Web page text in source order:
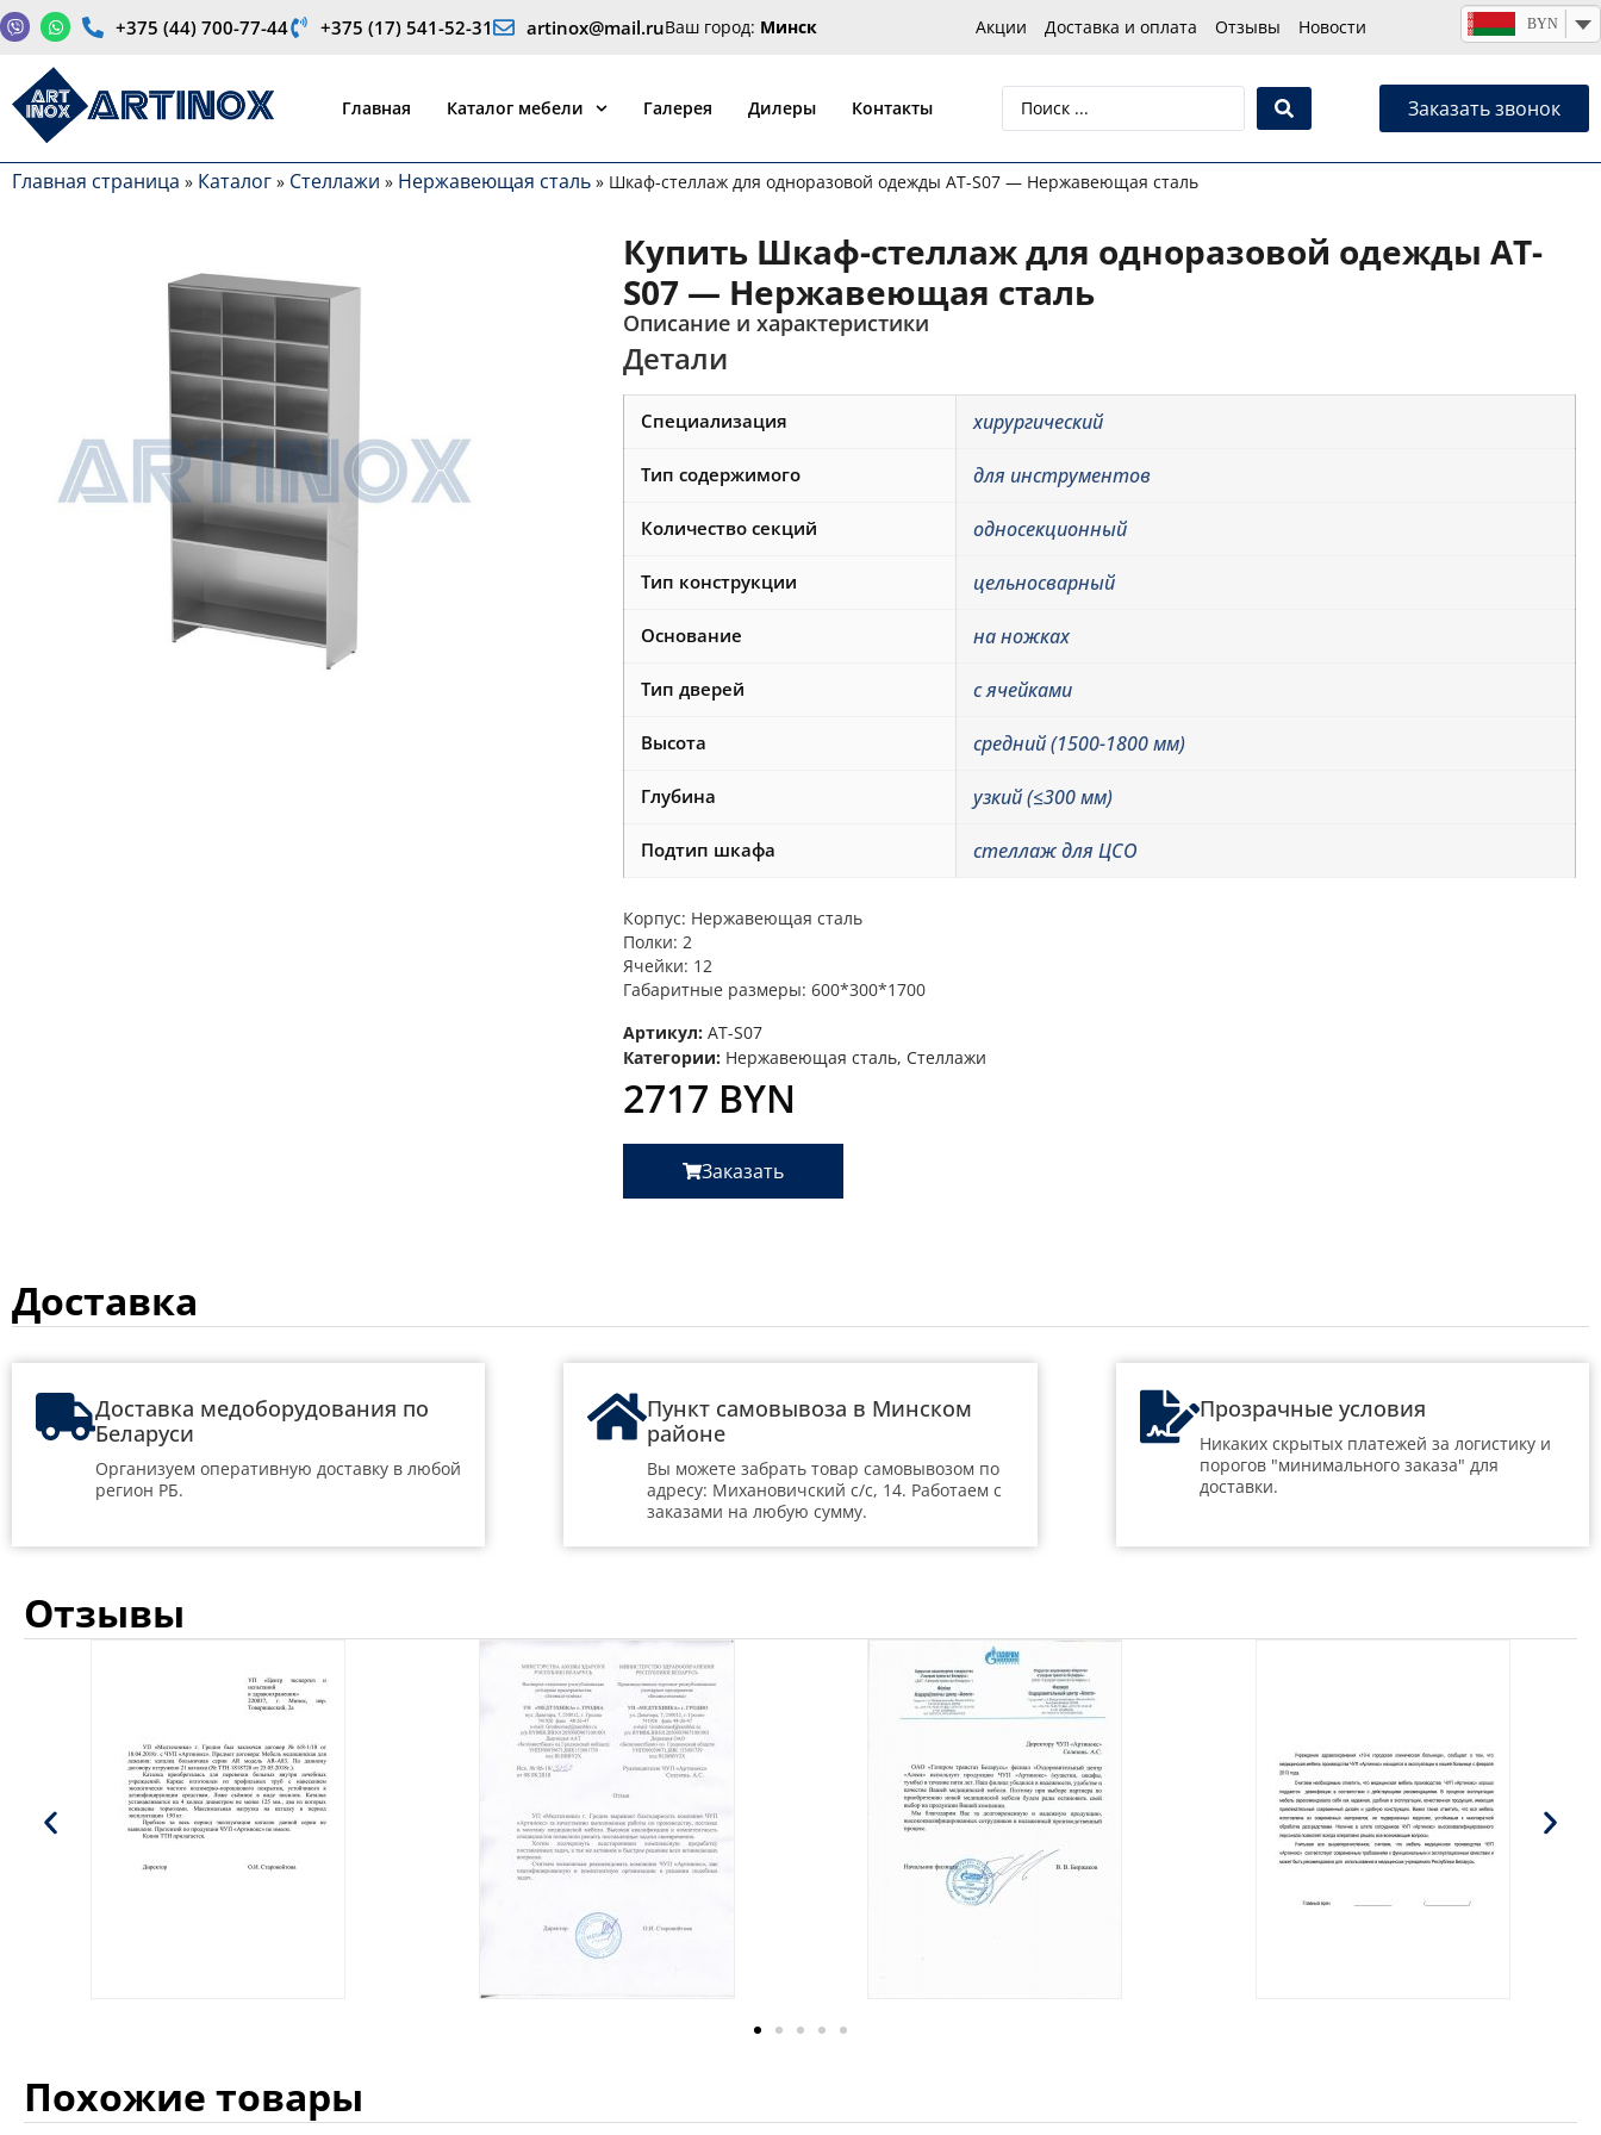
Главная страница » Каталог » Стеллажи » Нержавеющая сталь » Шкаф-стеллаж для одноразовой одежды AT-S07 — Нержавеющая сталь
Купить Шкаф-стеллаж для одноразовой одежды AT-
S07 — Нержавеющая сталь
Описание и характеристики
Детали
Специализация хирургический
Тип содержимого для инструментов
Количество секций односекционный
Тип конструкции цельносварный
Основание на ножках
Тип дверей с ячейками
Высота средний (1500-1800 мм)
Глубина узкий (≤300 мм)
Подтип шкафа стеллаж для ЦСО
Корпус: Нержавеющая сталь
Полки: 2
Ячейки: 12
Габаритные размеры: 600*300*1700
Артикул:AT-S07
Категории: Нержавеющая сталь, Стеллажи
2717 BYN
Заказать
Доставка
Доставка медоборудования по
Беларуси
Организуем оперативную доставку в любой
регион РБ.
Пункт самовывоза в Минском
районе
Вы можете забрать товар самовывозом по
адресу: Михановичский с/с, 14. Работаем с
заказами на любую сумму.
Прозрачные условия
Никаких скрытых платежей за логистику и
порогов "минимального заказа" для
доставки.
Отзывы
Похожие товары
+375 (44) 700-77-44 +375 (17) 541-52-31 artinox@mail.ruВаш город: Минск Акции Доставка и оплата Отзывы Новости BYN
Производство медицинской продукции и оборудования от производителя Артинокс
Главная Каталог мебели Галерея Дилеры Контакты Заказать звонок